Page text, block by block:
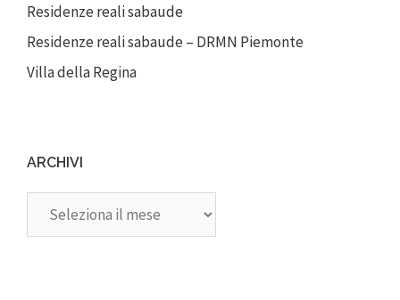
Residenze reali sabaude
Residenze reali sabaude – DRMN Piemonte
Villa della Regina
ARCHIVI